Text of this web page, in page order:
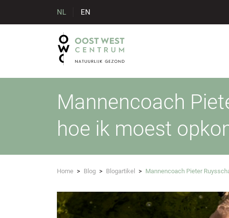
NL EN
Mannencoach
hoe ik moest
Home > Blog > Blogartikel > Mannencoach Pieter